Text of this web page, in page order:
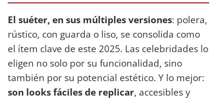
El suéter, en sus múltiples versiones: polera,
rústico, con guarda o liso, se consolida como
el ítem clave de este 2025. Las celebridades lo
eligen no solo por su funcionalidad, sino
también por su potencial estético. Y lo mejor:
son looks fáciles de replicar, accesibles y